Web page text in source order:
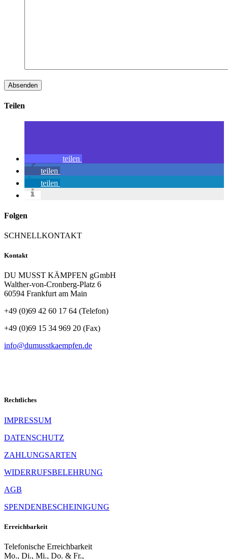
Teilen
teilen
teilen
teilen
Folgen
SCHNELLKONTAKT
Kontakt
DU MUSST KÄMPFEN gGmbH
Walther-von-Cronberg-Platz 6
60594 Frankfurt am Main
+49 (0)69 42 60 17 64 (Telefon)
+49 (0)69 15 34 969 20 (Fax)
info@dumusstkaempfen.de
Rechtliches
IMPRESSUM
DATENSCHUTZ
ZAHLUNGSARTEN
WIDERRUFSBELEHRUNG
AGB
SPENDENBESCHEINIGUNG
Erreichbarkeit
Telefonische Erreichbarkeit
Mo., Di., Mi., Do. & Fr.,